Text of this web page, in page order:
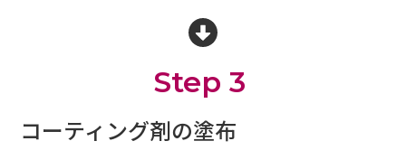
Step 3
コーティング剤の塗布